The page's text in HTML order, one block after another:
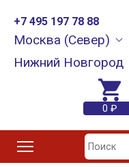
+7 495 197 78 88
Москва (Север)
Нижний Новгород
0 ₽